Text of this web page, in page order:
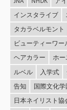
インスタライブ
タカラベルモント
ビューティーワー
ヘアカラー
ホー
ルベル
入学式
告知
国際文化学
日本ネイリスト協